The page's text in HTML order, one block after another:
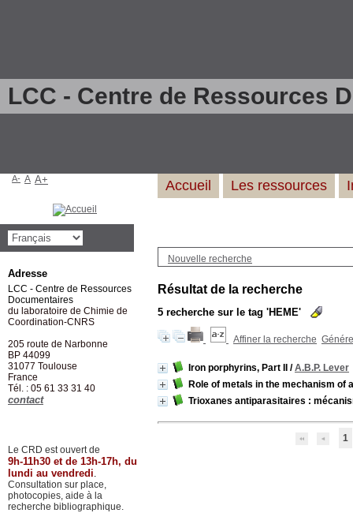
LCC - Centre de Ressources
Nouvelle recherche
Résultat de la recherche
5 recherche sur le tag 'HEME'
Affiner la recherche
Iron porphyrins, Part II /A.B.P. Lever
Role of metals in the mechanism of
Trioxanes antiparasitaires :
1
Accueil Les ressources
A- A A+
Adresse
LCC - Centre de Ressources
Documentaires
du laboratoire de Chimie de
Coordination-CNRS
205 route de Narbonne
BP 44099
31077 Toulouse
France
Tél. : 05 61 33 31 40
contact
Le CRD est ouvert de
9h-11h30 et de 13h-17h, du
lundi au vendredi.
Consultation sur place,
photocopies, aide à la
recherche bibliographique.